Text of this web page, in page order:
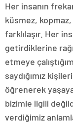
Her insanın
küsmez,
farklılaşır. Her
getirdiklerine
etmeye
saydığımız
öğrenerek
bizimle ilgili
verdiğimiz